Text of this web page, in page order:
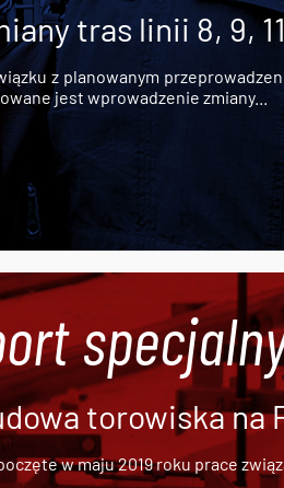
tras linii 8, 9,
z planowanym
jest wprowadzenie zmiany...
torowiska na
w maju 2019 roku prace